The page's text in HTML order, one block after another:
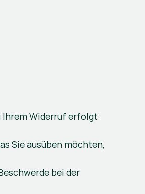
Ihrem Widerruf erfolgt
Sie ausüben möchten,
bei der